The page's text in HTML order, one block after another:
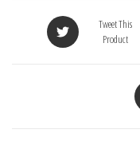
Tweet This
Product